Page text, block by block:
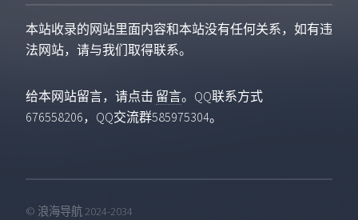
本站收录的网站里面内容和本站没有任何关系，如有违
法网站，请与我们取得联系。
给本网站留言，请点击 留言。QQ联系方式
676558206，QQ交流群585975304。
© 浪海导航 2024-2034